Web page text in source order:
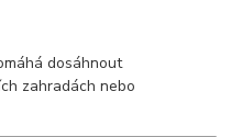
dosáhnout
zahradách nebo